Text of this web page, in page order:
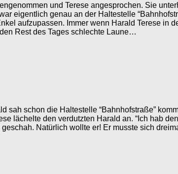
und Terese angesprochen. Sie
eigentlich genau an der Haltestelle
aufzupassen. Immer wenn Harald Terese
Rest des Tages schlechte Laune…
sah schon die Haltestelle “Bahnhofstraße”
lächelte den verdutzten Harald an. “Ich hab
Natürlich wollte er! Er musste sich